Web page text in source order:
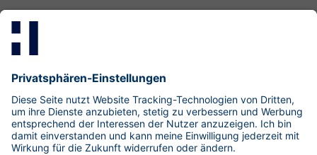
Mastodon
LinkedIn
Xing